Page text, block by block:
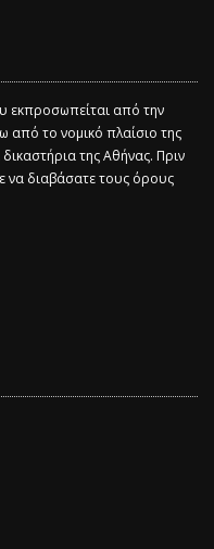
εκπροσωπείται από την
από το νομικό πλαίσιο της
δικαστήρια της Αθήνας. Πριν
να διαβάσατε τους όρους